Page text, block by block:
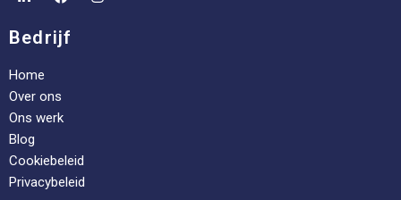
Bedrijf
Home
Over ons
Ons werk
Blog
Cookiebeleid
Privacybeleid